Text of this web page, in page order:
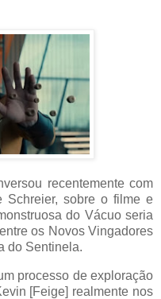
recentemente com
Schreier, sobre o filme e
do Vácuo seria
os Novos Vingadores
do Sentinela.
processo de exploração
[Feige] realmente nos